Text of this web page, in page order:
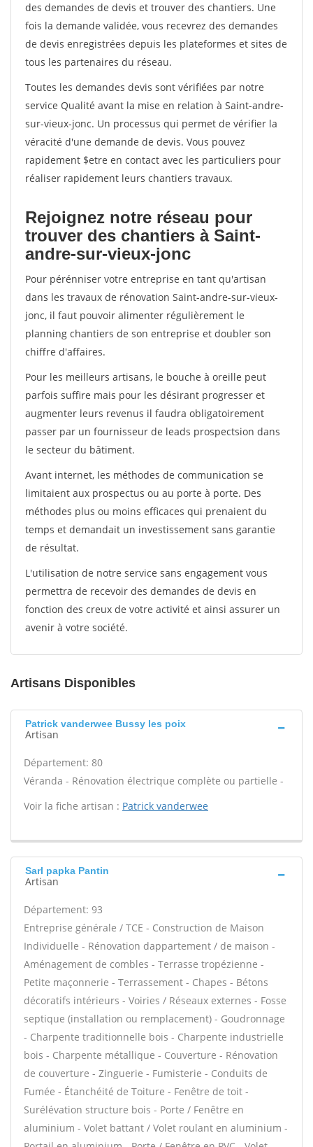
des demandes de devis et trouver des chantiers. Une
fois la demande validée, vous recevrez des demandes
de devis enregistrées depuis les plateformes et sites de
tous les partenaires du réseau.
Toutes les demandes devis sont vérifiées par notre
service Qualité avant la mise en relation à Saint-andre-
sur-vieux-jonc. Un processus qui permet de vérifier la
véracité d'une demande de devis. Vous pouvez
rapidement $etre en contact avec les particuliers pour
réaliser rapidement leurs chantiers travaux.
Rejoignez notre réseau pour
trouver des chantiers à Saint-
andre-sur-vieux-jonc
Pour pérénniser votre entreprise en tant qu'artisan
dans les travaux de rénovation Saint-andre-sur-vieux-
jonc, il faut pouvoir alimenter régulièrement le
planning chantiers de son entreprise et doubler son
chiffre d'affaires.
Pour les meilleurs artisans, le bouche à oreille peut
parfois suffire mais pour les désirant progresser et
augmenter leurs revenus il faudra obligatoirement
passer par un fournisseur de leads prospectsion dans
le secteur du bâtiment.
Avant internet, les méthodes de communication se
limitaient aux prospectus ou au porte à porte. Des
méthodes plus ou moins efficaces qui prenaient du
temps et demandait un investissement sans garantie
de résultat.
L'utilisation de notre service sans engagement vous
permettra de recevoir des demandes de devis en
fonction des creux de votre activité et ainsi assurer un
avenir à votre société.
Artisans Disponibles
Patrick vanderwee Bussy les poix
Artisan
Département: 80
Véranda - Rénovation électrique complète ou partielle -
Voir la fiche artisan : Patrick vanderwee
Sarl papka Pantin
Artisan
Département: 93
Entreprise générale / TCE - Construction de Maison
Individuelle - Rénovation dappartement / de maison -
Aménagement de combles - Terrasse tropézienne -
Petite maçonnerie - Terrassement - Chapes - Bétons
décoratifs intérieurs - Voiries / Réseaux externes - Fosse
septique (installation ou remplacement) - Goudronnage
- Charpente traditionnelle bois - Charpente industrielle
bois - Charpente métallique - Couverture - Rénovation
de couverture - Zinguerie - Fumisterie - Conduits de
Fumée - Étanchéité de Toiture - Fenêtre de toit -
Surélévation structure bois - Porte / Fenêtre en
aluminium - Volet battant / Volet roulant en aluminium -